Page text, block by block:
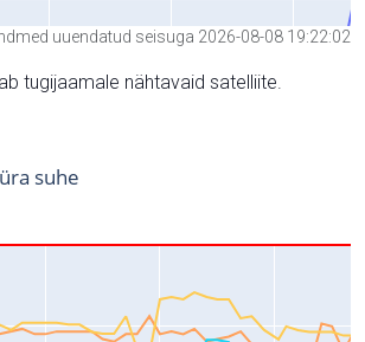
uuendatud seisuga 2026-08-08 19:22:02
tugijaamale nähtavaid satelliite.